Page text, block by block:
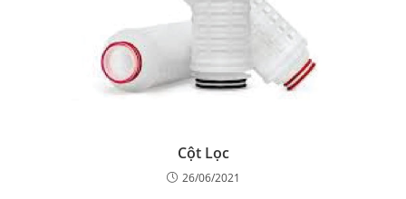
Cột Lọc
26/06/2021